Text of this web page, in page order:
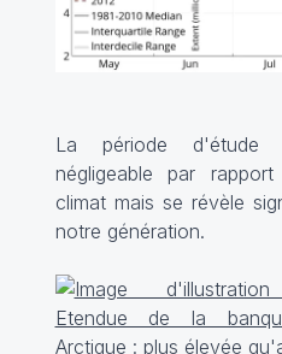
La période d'étude
négligeable par
climat mais se révèle
notre génération.